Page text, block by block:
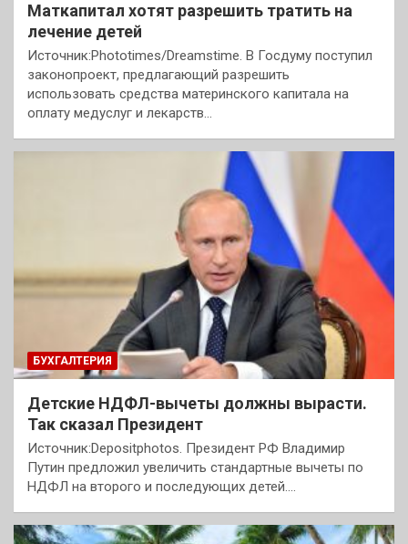
Маткапитал хотят разрешить тратить на
лечение детей
Источник:Phototimes/Dreamstime. В Госдуму поступил
законопроект, предлагающий разрешить
использовать средства материнского капитала на
оплату медуслуг и лекарств…
БУХГАЛТЕРИЯ
Детские НДФЛ-вычеты должны вырасти.
Так сказал Президент
Источник:Depositphotos. Президент РФ Владимир
Путин предложил увеличить стандартные вычеты по
НДФЛ на второго и последующих детей.…